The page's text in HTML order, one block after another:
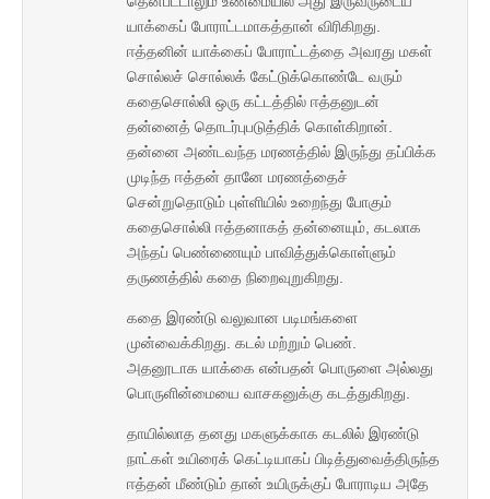
யாக்கைப் போராட்டமாகத்தான் விரிகிறது.
ஈத்தனின் யாக்கைப் போராட்டத்தை அவரது மகள்
சொல்லச் சொல்லக் கேட்டுக்கொண்டே வரும்
கதைசொல்லி ஒரு கட்டத்தில் ஈத்தனுடன்
தன்னைத் தொடர்புபடுத்திக் கொள்கிறான்.
தன்னை அண்டவந்த மரணத்தில் இருந்து தப்பிக்க
முடிந்த ஈத்தன் தானே மரணத்தைச்
சென்றுதொடும் புள்ளியில் உறைந்து போகும்
கதைசொல்லி ஈத்தனாகத் தன்னையும், கடலாக
அந்தப் பெண்ணையும் பாவித்துக்கொள்ளும்
தருணத்தில் கதை நிறைவுறுகிறது.
கதை இரண்டு வலுவான படிமங்களை
முன்வைக்கிறது. கடல் மற்றும் பெண்.
அதனூடாக யாக்கை என்பதன் பொருளை அல்லது
பொருளின்மையை வாசகனுக்கு கடத்துகிறது.
தாயில்லாத தனது மகளுக்காக கடலில் இரண்டு
நாட்கள் உயிரைக் கெட்டியாகப் பிடித்துவைத்திருந்த
ஈத்தன் மீண்டும் தான் உயிருக்குப் போராடிய அதே